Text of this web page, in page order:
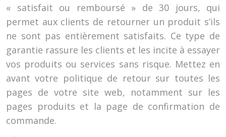
« satisfait ou remboursé » de 30 jours, qui
permet aux clients de retourner un produit s’ils
ne sont pas entièrement satisfaits. Ce type de
garantie rassure les clients et les incite à essayer
vos produits ou services sans risque. Mettez en
avant votre politique de retour sur toutes les
pages de votre site web, notamment sur les
pages produits et la page de confirmation de
commande.